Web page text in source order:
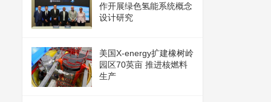
作开展绿色氢能系统概念
设计研究
美国X-energy扩建橡树岭
园区70英亩 推进核燃料
生产